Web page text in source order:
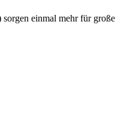
einmal mehr für große